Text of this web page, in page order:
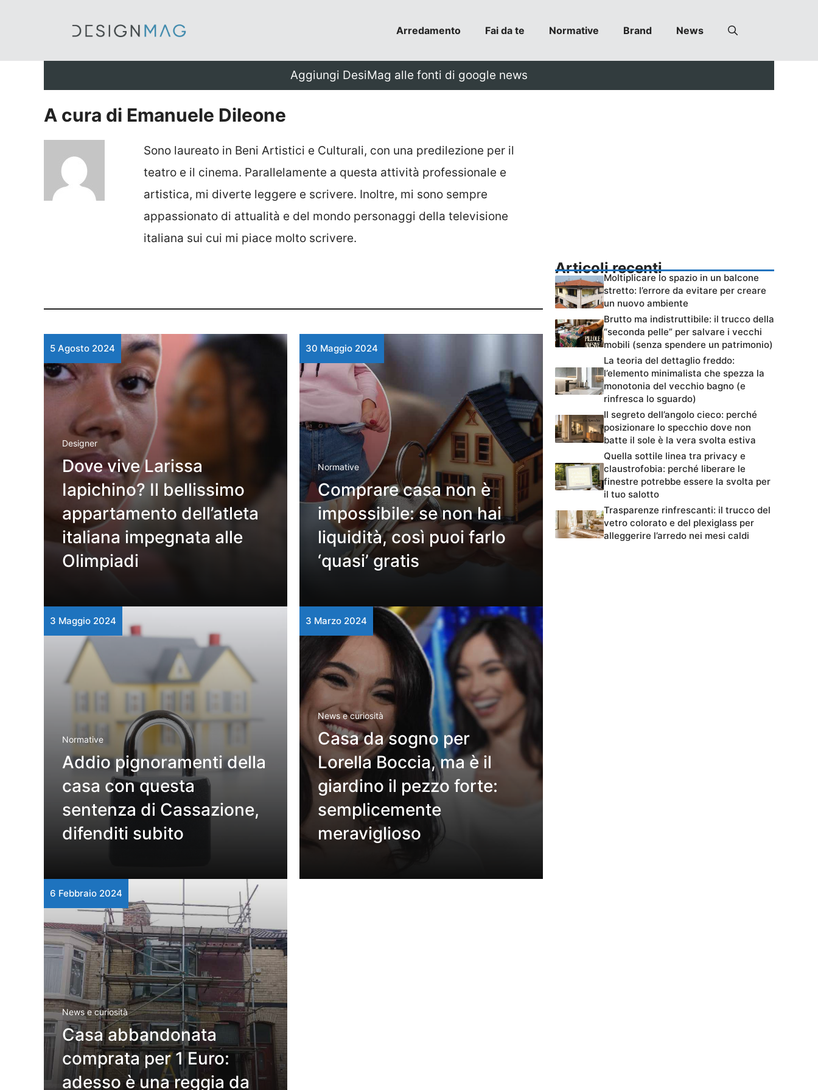
Arredamento Fai da te Normative Brand News
Aggiungi DesiMag alle fonti di google news
A cura di Emanuele Dileone
Sono laureato in Beni Artistici e Culturali, con una predilezione per il
teatro e il cinema. Parallelamente a questa attività professionale e
artistica, mi diverte leggere e scrivere. Inoltre, mi sono sempre
appassionato di attualità e del mondo personaggi della televisione
italiana sui cui mi piace molto scrivere.
5 Agosto 2024
Designer
Dove vive Larissa
Iapichino? Il bellissimo
appartamento dell’atleta
italiana impegnata alle
Olimpiadi
30 Maggio 2024
Normative
Comprare casa non è
impossibile: se non hai
liquidità, così puoi farlo
‘quasi’ gratis
3 Maggio 2024
Normative
Addio pignoramenti della
casa con questa
sentenza di Cassazione,
difenditi subito
3 Marzo 2024
News e curiosità
Casa da sogno per
Lorella Boccia, ma è il
giardino il pezzo forte:
semplicemente
meraviglioso
6 Febbraio 2024
News e curiosità
Casa abbandonata
comprata per 1 Euro:
adesso è una reggia da
Articoli recenti
Moltiplicare lo spazio in un balcone
stretto: l’errore da evitare per creare
un nuovo ambiente
Brutto ma indistruttibile: il trucco della
“seconda pelle” per salvare i vecchi
mobili (senza spendere un patrimonio)
La teoria del dettaglio freddo:
l’elemento minimalista che spezza la
monotonia del vecchio bagno (e
rinfresca lo sguardo)
Il segreto dell’angolo cieco: perché
posizionare lo specchio dove non
batte il sole è la vera svolta estiva
Quella sottile linea tra privacy e
claustrofobia: perché liberare le
finestre potrebbe essere la svolta per
il tuo salotto
Trasparenze rinfrescanti: il trucco del
vetro colorato e del plexiglass per
alleggerire l’arredo nei mesi caldi